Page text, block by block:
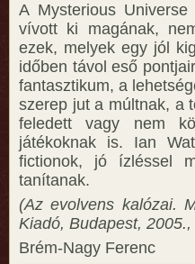
A Mysterious
vívott ki magának,
ezek, melyek egy jól
időben távol eső
fantasztikum, a
szerep jut a múltnak, a
feledett vagy nem
játékoknak is. Ian
fictionok, jó ízléssel
tanítanak.
(Az evolvens kalózai.
Kiadó, Budapest,
Brém-Nagy Ferenc